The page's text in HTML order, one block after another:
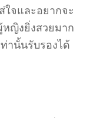
ใจและอยากจะ
หญิงยิ่งสวยมาก
านั้นรับรองได้